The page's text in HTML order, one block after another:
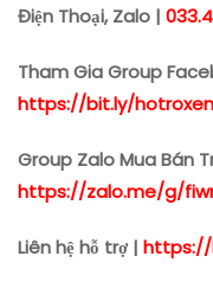
Điện Thoại, Zalo |
Tham Gia Group
https://bit.ly/
Group Zalo Mua Bán
https://zalo.me/g/
Liên hệ hỗ trợ | https://